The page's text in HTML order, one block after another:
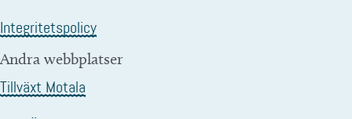
Integritetspolicy
Andra webbplatser
Tillväxt Motala